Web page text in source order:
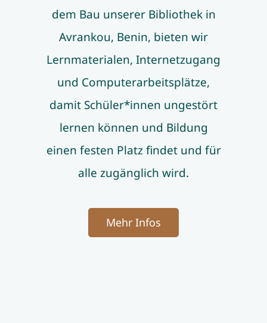
dem Bau unserer Bibliothek in
Avrankou, Benin, bieten wir
Lernmaterialen, Internetzugang
und Computerarbeitsplätze,
damit Schüler*innen ungestört
lernen können und Bildung
einen festen Platz findet und für
alle zugänglich wird.
Mehr Infos